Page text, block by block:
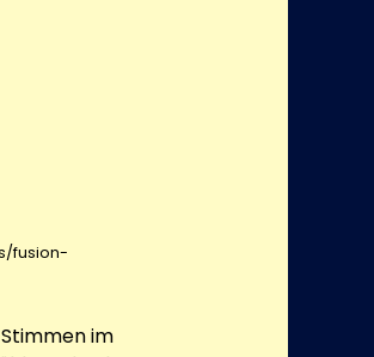
fusion-
im